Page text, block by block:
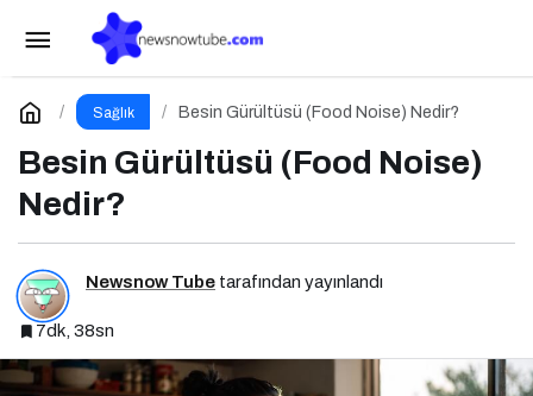
Sağlık Besin Gürültüsü (Food Noise) Nedir?
Besin Gürültüsü (Food Noise)
Nedir?
Newsnow Tube tarafından yayınlandı
7dk, 38sn
Besin Gürültüsü (Food Noise) Nedir?
Yorum Yap